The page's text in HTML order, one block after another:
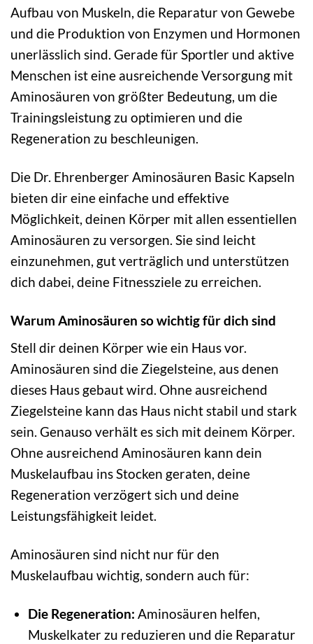
Aufbau von Muskeln, die Reparatur von Gewebe
und die Produktion von Enzymen und Hormonen
unerlässlich sind. Gerade für Sportler und aktive
Menschen ist eine ausreichende Versorgung mit
Aminosäuren von größter Bedeutung, um die
Trainingsleistung zu optimieren und die
Regeneration zu beschleunigen.
Die Dr. Ehrenberger Aminosäuren Basic Kapseln
bieten dir eine einfache und effektive
Möglichkeit, deinen Körper mit allen essentiellen
Aminosäuren zu versorgen. Sie sind leicht
einzunehmen, gut verträglich und unterstützen
dich dabei, deine Fitnessziele zu erreichen.
Warum Aminosäuren so wichtig für dich sind
Stell dir deinen Körper wie ein Haus vor.
Aminosäuren sind die Ziegelsteine, aus denen
dieses Haus gebaut wird. Ohne ausreichend
Ziegelsteine kann das Haus nicht stabil und stark
sein. Genauso verhält es sich mit deinem Körper.
Ohne ausreichend Aminosäuren kann dein
Muskelaufbau ins Stocken geraten, deine
Regeneration verzögert sich und deine
Leistungsfähigkeit leidet.
Aminosäuren sind nicht nur für den
Muskelaufbau wichtig, sondern auch für:
Die Regeneration: Aminosäuren helfen,
Muskelkater zu reduzieren und die Reparatur